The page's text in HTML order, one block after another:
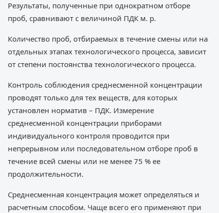
Результаты, полученные при однократном отборе
проб, сравнивают с величиной ПДК м. р.
Количество проб, отбираемых в течение смены или на
отдельных этапах технологического процесса, зависит
от степени постоянства технологического процесса.
Контроль соблюдения среднесменной концентрации
проводят только для тех веществ, для которых
установлен норматив – ПДК. Измерение
среднесменной концентрации приборами
индивидуального контроля проводится при
непрерывном или последовательном отборе проб в
течение всей смены или не менее 75 % ее
продолжительности.
Среднесменная концентрация может определяться и
расчетным способом. Чаще всего его применяют при